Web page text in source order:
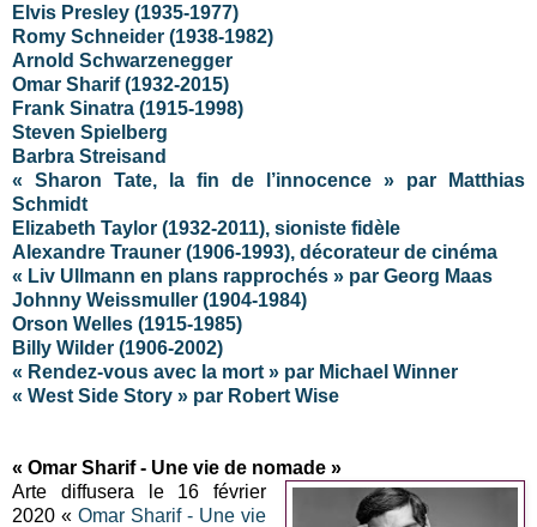
Elvis Presley (1935-1977)
Romy Schneider (1938-1982)
Arnold Schwarzenegger
Omar Sharif (1932-2015)
Frank Sinatra (1915-1998)
Steven Spielberg
Barbra Streisand
« Sharon Tate, la fin de l’innocence » par Matthias
Schmidt
Elizabeth Taylor (1932-2011), sioniste fidèle
Alexandre Trauner (1906-1993), décorateur de cinéma
« Liv Ullmann en plans rapprochés » par Georg Maas
Johnny Weissmuller (1904-1984)
Orson Welles (1915-1985)
Billy Wilder (1906-2002)
« Rendez-vous avec la mort » par Michael Winner
« West Side Story » par Robert Wise
« Omar Sharif - Une vie de nomade »
Arte diffusera le 16 février
2020 «Omar Sharif - Une vie